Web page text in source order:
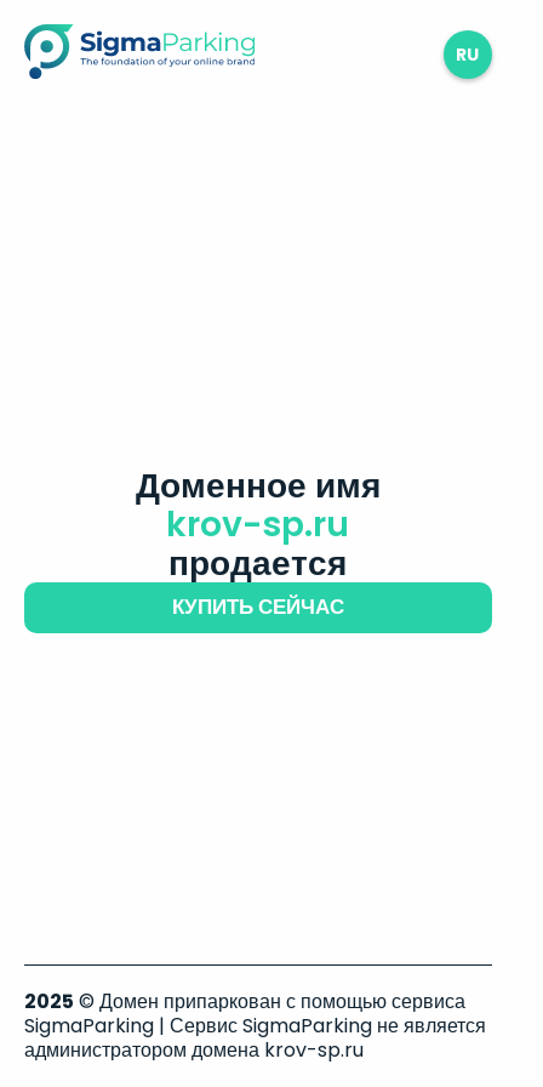
RU
Доменное имя
krov-sp.ru
продается
КУПИТЬ СЕЙЧАС
2025 © Домен припаркован с помощью сервиса
SigmaParking | Сервис SigmaParking не является
администратором домена krov-sp.ru